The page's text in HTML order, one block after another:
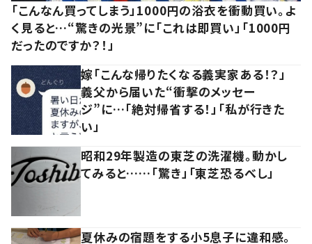
「こんなん買ってしまう」1000円の浴衣を衝動買い。よ
く見ると…“驚きの光景”に「これは即買い」「1000円
だったのですか？！」
嫁「こんな帰りたくなる義実家ある！？」
義父から届いた“衝撃のメッセー
ジ”に…「絶対帰省する！」「私が行きた
い」
昭和29年製造の東芝の洗濯機。動かし
てみると……「驚き」「東芝恐るべし」
夏休みの宿題をする小5息子に違和感。